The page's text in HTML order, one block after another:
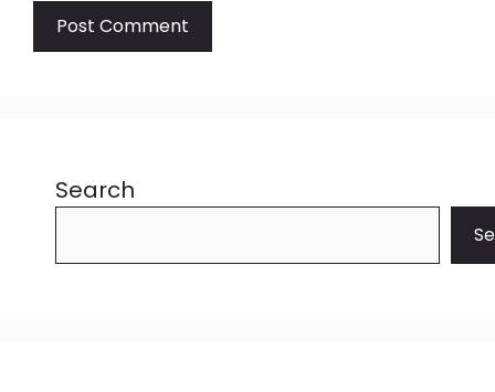
Search